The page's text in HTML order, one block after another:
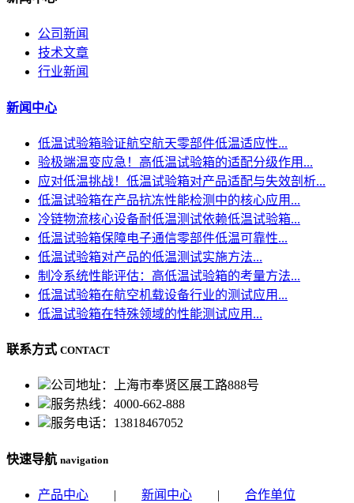
公司新闻
技术文章
行业新闻
新闻中心
低温试验箱验证航空航天零部件低温适应性...
验极端温变应急！高低温试验箱的适配分级作用...
应对低温挑战！低温试验箱对产品适配与失效剖析...
低温试验箱在产品抗冻性能检测中的核心应用...
冷链物流核心设备耐低温测试依赖低温试验箱...
低温试验箱保障电子通信零部件低温可靠性...
低温试验箱对产品的低温测试实施方法...
制冷系统性能评估：高低温试验箱的考量方法...
低温试验箱在航空机载设备行业的测试应用...
低温试验箱在特殊领域的性能测试应用...
联系方式 CONTACT
公司地址：上海市奉贤区展工路888号
服务热线：4000-662-888
服务电话：13818467052
快速导航 navigation
产品中心 | 新闻中心 | 合作单位